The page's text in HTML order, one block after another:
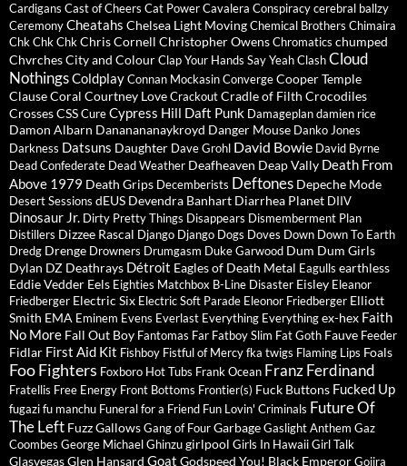
Cardigans Cast of Cheers Cat PowerCavalera Conspiracycerebral ballzy
CeremonyCheatahs Chelsea Light MovingChemical Brothers Chimaira
Chk Chk ChkChris Cornell Christopher OwensChromatics chumped
ChvrchesCity and ColourClap Your Hands Say YeahClashCloud
NothingsColdplayConnan MockasinConvergeCooper Temple
ClauseCoral Courtney LoveCrackoutCradle of Filth Crocodiles
CrossesCSSCureCypress Hill Daft Punk Damageplandamien rice
Damon Albarn Dananananaykroyd Danger Mouse Danko Jones
Darkness Datsuns Daughter Dave Grohl David Bowie David Byrne
Dead Confederate Dead Weather Deafheaven Deap Vally Death From
Above 1979 Death Grips Decemberists Deftones Depeche Mode
Desert Sessions dEUS Devendra Banhart Diarrhea Planet DIIV
Dinosaur Jr. Dirty Pretty Things Disappears Dismemberment Plan
Distillers Dizzee Rascal Django Django Dogs Doves Down Down To Earth
Dredg Drenge Drowners Drumgasm Duke Garwood Dum Dum Girls
Dylan DZ Deathrays Détroit Eagles of Death Metal Eagulls earthless
Eddie Vedder Eels Eighties Matchbox B-Line Disaster Eisley Eleanor
Friedberger Electric Six Electric Soft Parade Eleonor Friedberger Elliott
Smith EMA Eminem Evens Everlast Everything Everythingex-hex Faith
No More Fall Out Boy Fantomas Far Fatboy Slim Fat Goth Fauve Feeder
Fidlar First Aid Kit Fishboy Fistful of Mercyfka twigs Flaming Lips Foals
Foo Fighters Foxboro Hot Tubs Frank Ocean Franz Ferdinand
Fratellis Free Energy Front Bottoms Frontier(s) Fuck Buttons Fucked Up
fugazifu manchu Funeral for a Friend Fun Lovin' Criminals Future Of
The Left FuzzGallowsGang of FourGarbageGaslight Anthem Gaz
Coombes George MichaelGhinzugirlpool Girls In HawaiiGirl Talk
GlasvegasGlen Hansard Goat Godspeed You! Black EmperorGojira